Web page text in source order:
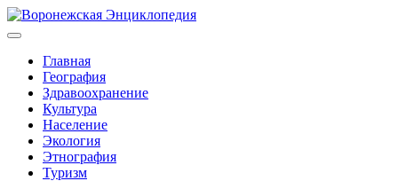
Главная
География
Здравоохранение
Культура
Население
Экология
Этнография
Туризм